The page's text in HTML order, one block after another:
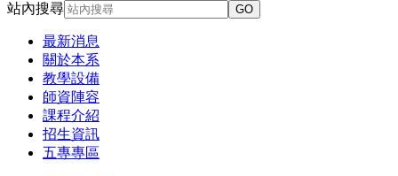
站內搜尋 GO
最新消息
關於本系
教學設備
師資陣容
課程介紹
招生資訊
五專專區